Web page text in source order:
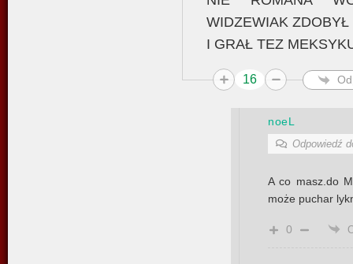
WIDZEWIAK
I GRAŁ TEZ
16
noeL
Odpowiedź
A co masz.do
może puchar
0